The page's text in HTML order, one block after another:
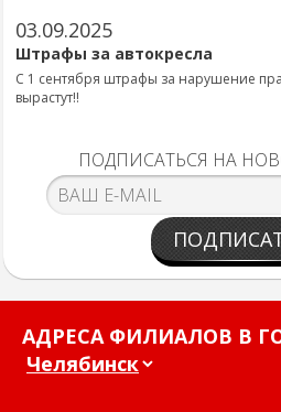
03.09.2025
Штрафы за автокресла
С 1 сентября штрафы за нарушение
вырастут!!
ПОДПИСАТЬСЯ НА
АДРЕСА ФИЛИАЛОВ В